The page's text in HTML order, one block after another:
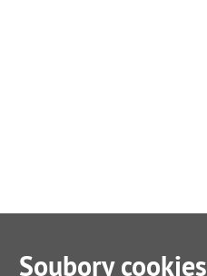
Soubory cookies